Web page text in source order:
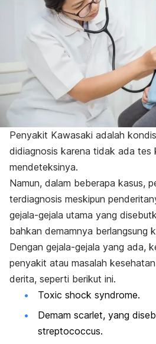
Penyakit Kawasaki adalah
didiagnosis karena tidak ada tes
mendeteksinya.
Namun, dalam beberapa kasus,
terdiagnosis meskipun
gejala-gejala utama yang
bahkan demamnya berlangsung
Dengan gejala-gejala yang ada,
penyakit atau masalah
derita, seperti berikut ini.
Toxic shock syndrome.
Demam scarlet, yang
streptococcus.